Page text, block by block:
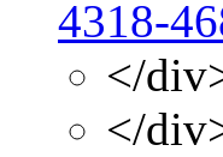
4318-
</
</